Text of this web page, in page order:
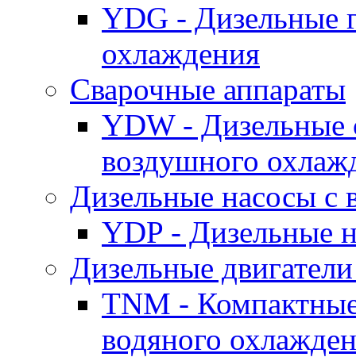
YDG - Дизельные
охлаждения
Cварочные аппараты
YDW - Дизельные
воздушного
Дизельные насосы
YDP - Дизельные
Дизельные
TNM -
водяного